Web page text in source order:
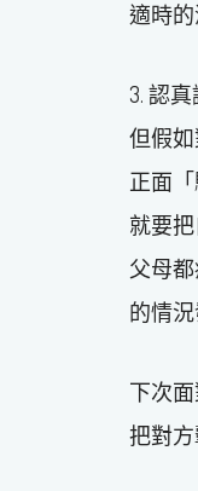
適時
3. 認
但假
正面
就要
父母
的情況
下次
把對方